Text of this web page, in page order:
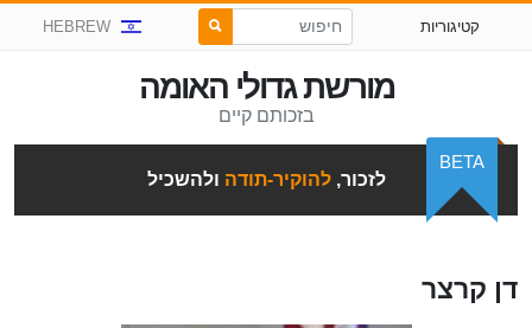
קטיגוריות HEBREW
מורשת גדולי האומה
בזכותם קיים
לזכור,להוקיר-תודה ולהשכיל
BETA
דן קרצר